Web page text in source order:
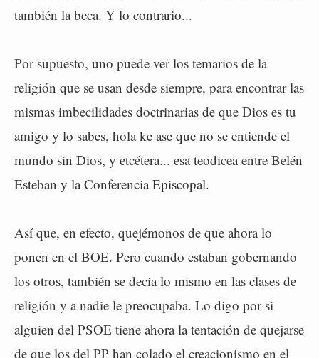
también la beca. Y lo contrario...
Por supuesto, uno puede ver los temarios de la
religión que se usan desde siempre, para encontrar las
mismas imbecilidades doctrinarias de que Dios es tu
amigo y lo sabes, hola ke ase que no se entiende el
mundo sin Dios, y etcétera... esa teodicea entre Belén
Esteban y la Conferencia Episcopal.
Así que, en efecto, quejémonos de que ahora lo
ponen en el BOE. Pero cuando estaban gobernando
los otros, también se decia lo mismo en las clases de
religión y a nadie le preocupaba. Lo digo por si
alguien del PSOE tiene ahora la tentación de quejarse
de que los del PP han colado el creacionismo en el